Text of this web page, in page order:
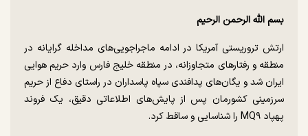
بسم الله الرحمن الرحیم
ارتش تروریستی آمریکا در ادامه ماجراجویی‌های مداخله گرایانه در
منطقه و رفتار‌های متجاوزانه، در منطقه خلیج فارس وارد حریم هوایی
ایران شد و یگان‌های پدافندی سپاه پاسداران در راستای دفاع از حریم
سرزمینی کشورمان پس از پایش‌های اطلاعاتی دقیق، یک فروند
پهپاد MQ۹ را شناسایی و ساقط کرد.